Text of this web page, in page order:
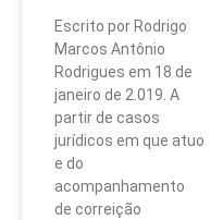
Escrito por Rodrigo
Marcos Antônio
Rodrigues em 18 de
janeiro de 2.019. A
partir de casos
jurídicos em que atuo
e do
acompanhamento
de correição